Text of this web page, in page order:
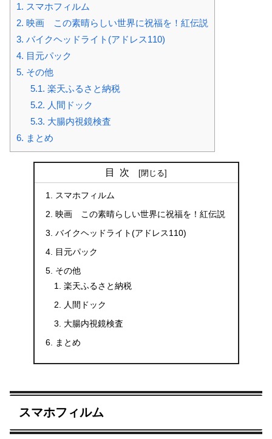
1. スマホフィルム
2. 映画 この素晴らしい世界に祝福を！紅伝説
3. バイクヘッドライト(アドレス110)
4. 目元パック
5. その他
5.1. 楽天ふるさと納税
5.2. 人間ドック
5.3. 大腸内視鏡検査
6. まとめ
目次
スマホフィルム
映画 この素晴らしい世界に祝福を！紅伝説
バイクヘッドライト(アドレス110)
目元パック
その他
楽天ふるさと納税
人間ドック
大腸内視鏡検査
まとめ
スマホフィルム